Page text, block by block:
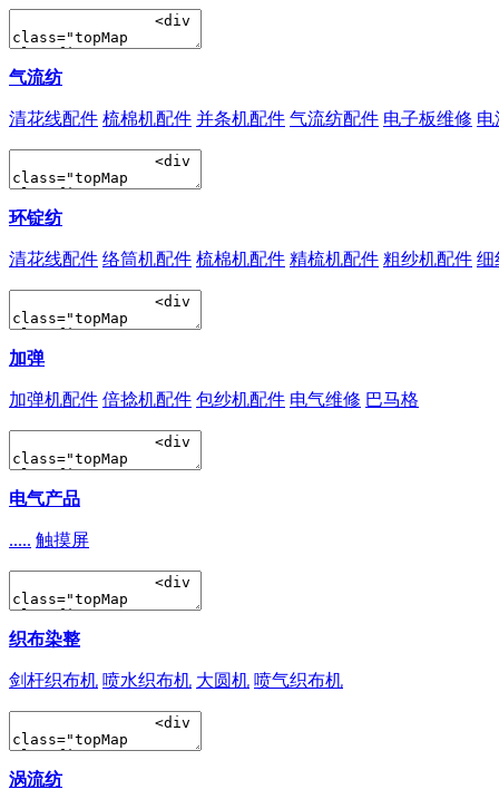
气流纺
清花线配件 梳棉机配件 并条机配件 气流纺配件 电子板维修 电
环锭纺
清花线配件 络筒机配件 梳棉机配件 精梳机配件 粗纱机配件 细
加弹
加弹机配件 倍捻机配件 包纱机配件 电气维修 巴马格
电气产品
..... 触摸屏
织布染整
剑杆织布机 喷水织布机 大圆机 喷气织布机
涡流纺